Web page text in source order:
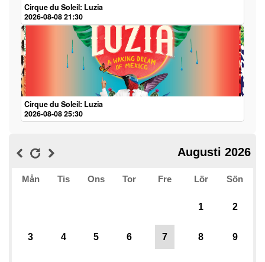
Cirque du Soleil: Luzia
2026-08-08 21:30
Cirque du Soleil: Luzia
2026-08-08 25:30
Augusti 2026
Mån Tis Ons Tor Fre Lör Sön
1 2
3 4 5 6 7 8 9